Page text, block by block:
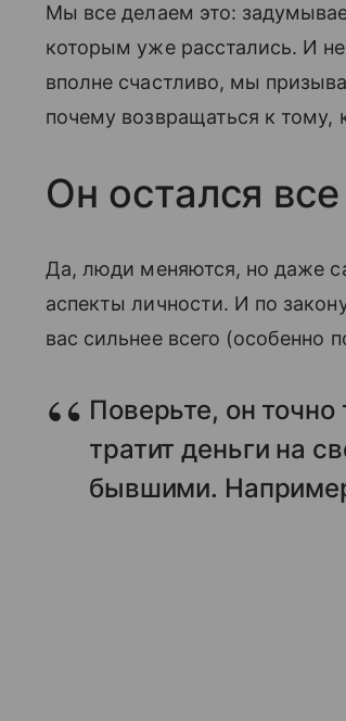
Мы все делаем это:
которым уже расстались. И
вполне счастливо, мы
почему возвращаться к тому,
Он остался
Да, люди меняются, но даже
аспекты личности. И по
вас сильнее всего (особенно
Поверьте, он
тратит деньги на
бывшими.